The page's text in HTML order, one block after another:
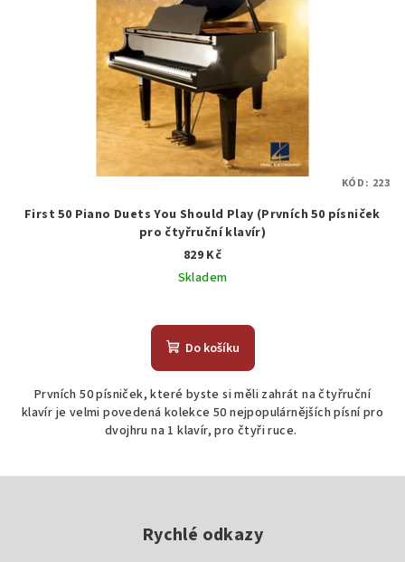
First 50 Piano Duets You Should Play (Prvních 50 písniček
pro čtyřruční klavír)
829 Kč
Skladem
hodnocení
produktu
z
5
hvězdiček.
Do košíku
Prvních 50 písniček, které byste si měli zahrát na čtyřruční
klavír je velmi povedená kolekce 50 nejpopulárnějších písní pro
dvojhru na 1 klavír, pro čtyři ruce.
KÓD: 223
Rychlé odkazy